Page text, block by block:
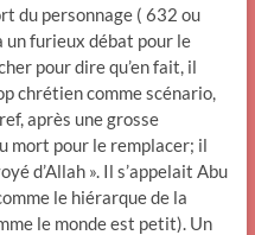
du personnage ( 632 ou
un furieux débat pour le
pour dire qu’en fait, il
chrétien comme scénario,
après une grosse
mort pour le remplacer; il
d’Allah ». Il s’appelait Abu
le hiérarque de la
le monde est petit). Un